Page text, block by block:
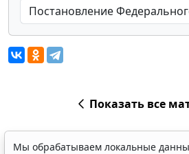
Показать все
Мы обрабатываем локальные